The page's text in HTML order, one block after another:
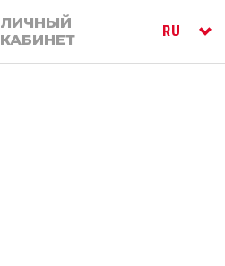
ЛИЧНЫЙ
КАБИНЕТ
ENG
RU